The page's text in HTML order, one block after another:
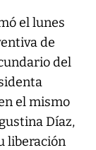
el lunes
de
del
el mismo
Díaz,
liberación